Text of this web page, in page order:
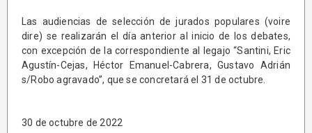
Las audiencias de selección de jurados populares (voire
dire) se realizarán el día anterior al inicio de los debates,
con excepción de la correspondiente al legajo “Santini, Eric
Agustín-Cejas, Héctor Emanuel-Cabrera, Gustavo Adrián
s/Robo agravado”, que se concretará el 31 de octubre.
30 de octubre de 2022